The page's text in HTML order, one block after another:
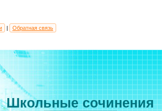
| Обратная связь
Школьные сочинения